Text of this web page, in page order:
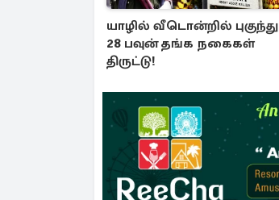
யாழில் வீடொன்றில் புகுந்து
28 பவுன் தங்க நகைகள்
திருட்டு!